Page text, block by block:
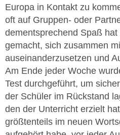
Europa in Kontakt zu
oft auf Gruppen- oder
dementsprechend Spaß
gemacht, sich zusammen
auseinanderzusetzen und
Am Ende jeder Woche
Test durchgeführt, um
der Schüler im Rückstand
den der Unterricht erzielt
größtenteils im neuen